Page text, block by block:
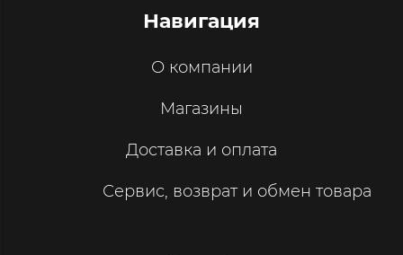
Навигация
О компании
Магазины
Доставка и оплата
Сервис, возврат и обмен товара